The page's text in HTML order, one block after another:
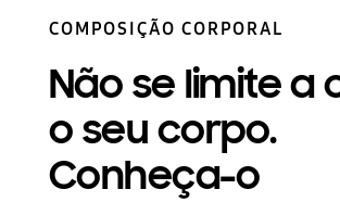
COMPOSIÇÃO CORPORAL
Não se limite a
o seu corpo.
Conheça-o